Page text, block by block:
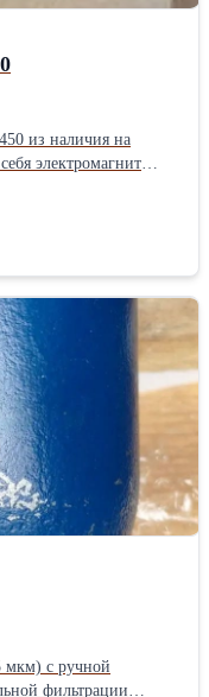
из наличия на
по запросу. Отгрузка
мкм) с ручной
фильтрации